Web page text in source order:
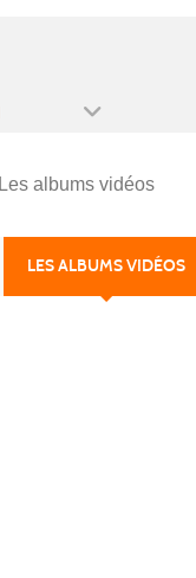
Les albums vidéos
LES ALBUMS VIDÉOS